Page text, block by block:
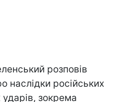
розповів
наслідки російських
зокрема